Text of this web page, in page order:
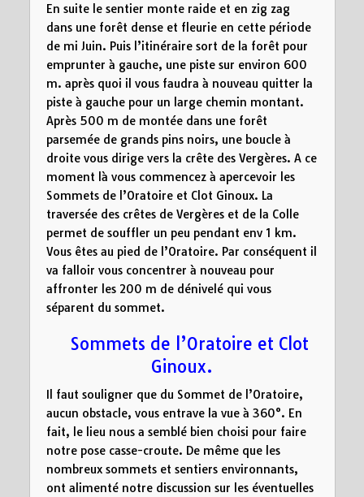
En suite le sentier monte raide et en zig zag
dans une forêt dense et fleurie en cette période
de mi Juin. Puis l’itinéraire sort de la forêt pour
emprunter à gauche, une piste sur environ 600
m. après quoi il vous faudra à nouveau quitter la
piste à gauche pour un large chemin montant.
Après 500 m de montée dans une forêt
parsemée de grands pins noirs, une boucle à
droite vous dirige vers la crête des Vergères. A ce
moment là vous commencez à apercevoir les
Sommets de l’Oratoire et Clot Ginoux. La
traversée des crêtes de Vergères et de la Colle
permet de souffler un peu pendant env 1 km.
Vous êtes au pied de l’Oratoire. Par conséquent il
va falloir vous concentrer à nouveau pour
affronter les 200 m de dénivelé qui vous
séparent du sommet.
Sommets de l’Oratoire et Clot
Ginoux.
Il faut souligner que du Sommet de l’Oratoire,
aucun obstacle, vous entrave la vue à 360°. En
fait, le lieu nous a semblé bien choisi pour faire
notre pose casse-croute. De même que les
nombreux sommets et sentiers environnants,
ont alimenté notre discussion sur les éventuelles